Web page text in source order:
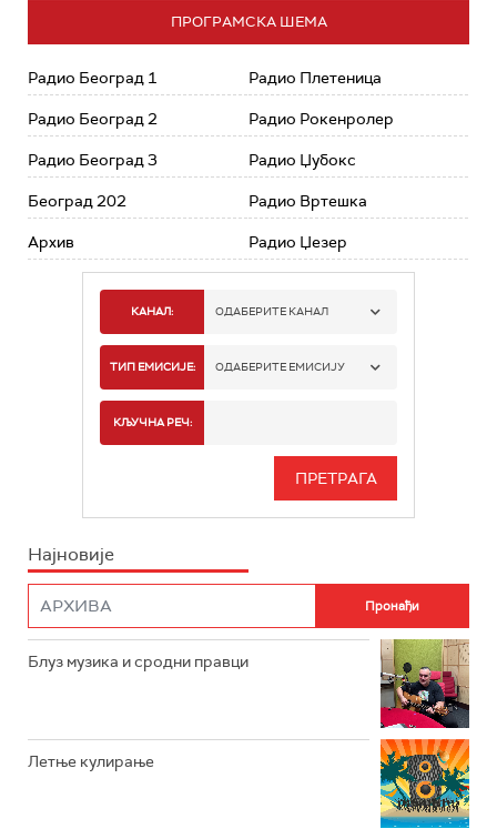
ПРОГРАМСКА ШЕМА
Радио Београд 1
Радио Београд 2
Радио Београд 3
Београд 202
Архив
Радио Плетеница
Радио Рокенролер
Радио Џубокс
Радио Вртешка
Радио Џезер
КАНАЛ: ОДАБЕРИТЕ КАНАЛ
РАДИО БЕОГРАД 1
РАДИО БЕОГРАД 3
РАДИО РОКЕНРОЛЕР
РАДИО ЏЕЗЕР
ТИП ЕМИСИЈЕ: ОДАБЕРИТЕ ЕМИСИЈУ
ИНФО
КЉУЧНА РЕЧ:
Најновије
Блуз музика и сродни правци
Летње кулирање